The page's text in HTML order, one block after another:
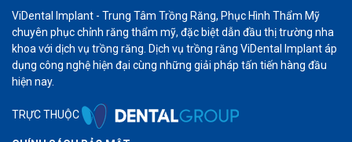
ViDental Implant - Trung Tâm Trồng Răng, Phục Hình Thẩm Mỹ
chuyên phục chỉnh răng thẩm mỹ, đặc biệt dẫn đầu thị trường nha
khoa với dịch vụ trồng răng. Dịch vụ trồng răng ViDental Implant áp
dụng công nghệ hiện đại cùng những giải pháp tấn tiến hàng đầu
hiện nay.
TRỰC THUỘC